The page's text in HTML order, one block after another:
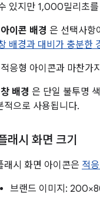
있지만 1,000밀리초
아이콘 배경 은 선택사항
배경과 대비가 충분한
적응형 아이콘과 마찬가
창 배경 은 단일 불투명
적으로 사용됩니다.
래시 화면 크기
래시 화면 아이콘은 적
브랜드 이미지: